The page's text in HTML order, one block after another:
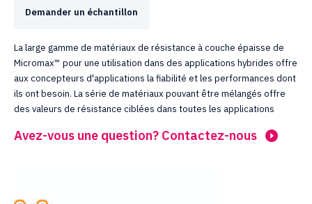
Demander un échantillon
La large gamme de matériaux de résistance à couche épaisse de
Micromax™ pour une utilisation dans des applications hybrides offre
aux concepteurs d'applications la fiabilité et les performances dont
ils ont besoin. La série de matériaux pouvant être mélangés offre
des valeurs de résistance ciblées dans toutes les applications
Avez-vous une question? Contactez-nous